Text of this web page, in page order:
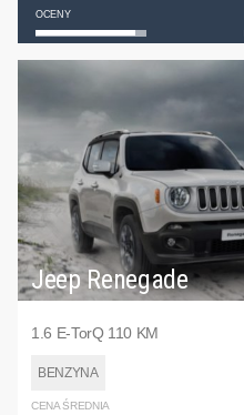
OCENY
Jeep Renegade
1.6 E-TorQ 110 KM
BENZYNA
CENA ŚREDNIA